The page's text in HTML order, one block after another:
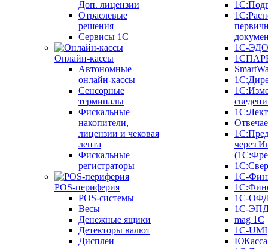
Доп. лицензии
Отраслевые
решения
Сервисы 1С
Онлайн-кассы
Автономные
онлайн-кассы
Сенсорные
терминалы
Фискальные
накопители,
лицензии и чековая
лента
Фискальные
регистраторы
POS-периферия
POS-системы
Весы
Денежные ящики
Детекторы валют
Дисплеи
1С-ЭДО
через
1С-
1С-
1С-
mag 1C
1C-UMI